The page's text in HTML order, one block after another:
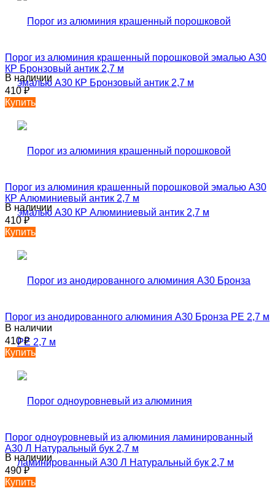
Порог из алюминия крашенный порошковой эмалью А30
КР Бронзовый антик 2,7 м
В наличии
410₽
Купить
Порог из алюминия крашенный порошковой эмалью А30
КР Алюминиевый антик 2,7 м
В наличии
410₽
Купить
Порог из анодированного алюминия А30 Бронза РЕ 2,7 м
В наличии
410₽
Купить
Порог одноуровневый из алюминия ламинированный
А30 Л Натуральный бук 2,7 м
В наличии
490₽
Купить